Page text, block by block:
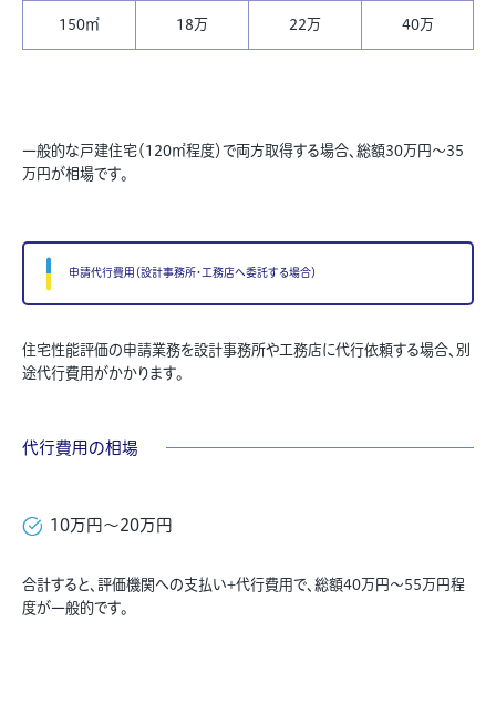
150㎡ 18万 22万 40万
一般的な戸建住宅（120㎡程度）で両方取得する場合、総額30万円〜35
万円が相場です。
申請代行費用（設計事務所・工務店へ委託する場合）
住宅性能評価の申請業務を設計事務所や工務店に代行依頼する場合、別
途代行費用がかかります。
代行費用の相場
10万円〜20万円
合計すると、評価機関への支払い+代行費用で、総額40万円〜55万円程
度が一般的です。